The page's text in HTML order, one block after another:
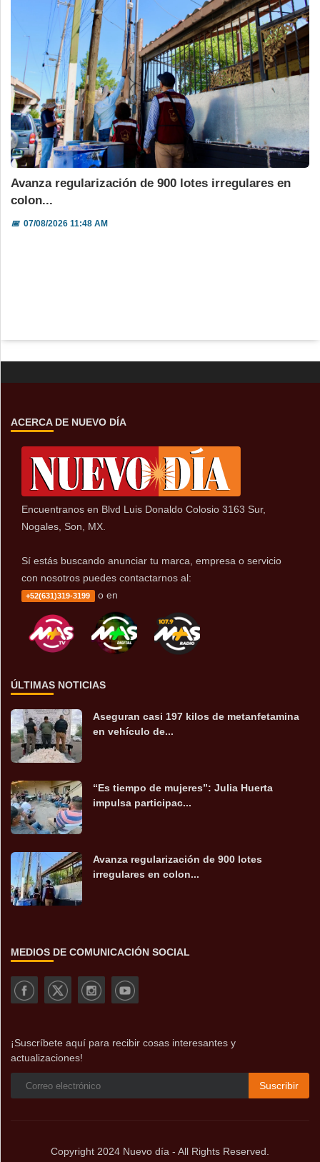
Avanza regularización de 900 lotes irregulares en
colon...
📅07/08/2026 11:48 AM
ACERCA DE NUEVO DÍA
Encuentranos en Blvd Luis Donaldo Colosio 3163 Sur,
Nogales, Son, MX.
Sí estás buscando anunciar tu marca, empresa o servicio
con nosotros puedes contactarnos al:
+52(631)319-3199 o en
ÚLTIMAS NOTICIAS
Aseguran casi 197 kilos de metanfetamina
en vehículo de...
“Es tiempo de mujeres”: Julia Huerta
impulsa participac...
Avanza regularización de 900 lotes
irregulares en colon...
MEDIOS DE COMUNICACIÓN SOCIAL
¡Suscríbete aquí para recibir cosas interesantes y
actualizaciones!
Suscribir
Copyright 2024 Nuevo día - All Rights Reserved.